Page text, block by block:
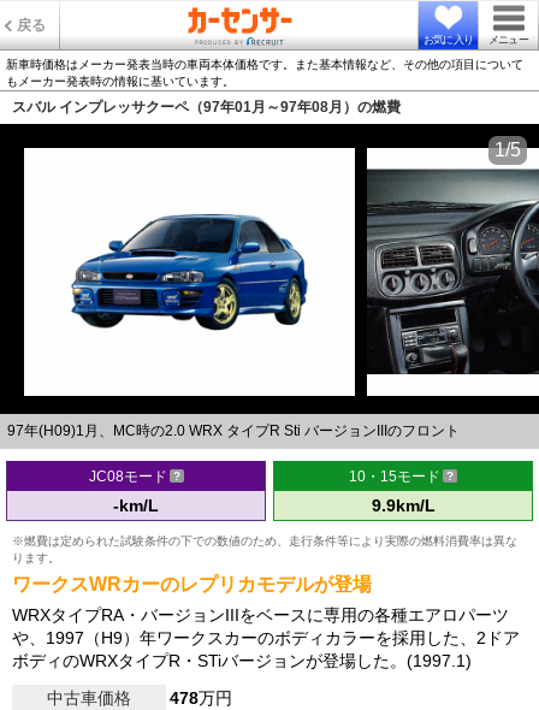
戻る
お気に入り メニュー
新車時価格はメーカー発表当時の車両本体価格です。また基本情報など、その他の項目について
もメーカー発表時の情報に基いています。
スバル インプレッサクーペ（97年01月～97年08月）の燃費
97年(H09)1月、MC時の2.0 WRX タイプR Sti バージョンIIIのフロント
1/5
JC08モード
-km/L
10・15モード
9.9km/L
※燃費は定められた試験条件の下での数値のため、走行条件等により実際の燃料消費率は異な
ります。
ワークスWRカーのレプリカモデルが登場
WRXタイプRA・バージョンIIIをベースに専用の各種エアロパーツ
や、1997（H9）年ワークスカーのボディカラーを採用した、2ドア
ボディのWRXタイプR・STiバージョンが登場した。(1997.1)
中古車価格
478万円